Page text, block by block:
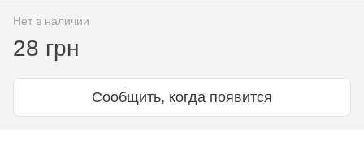
Нет в наличии
28 грн
Сообщить, когда появится